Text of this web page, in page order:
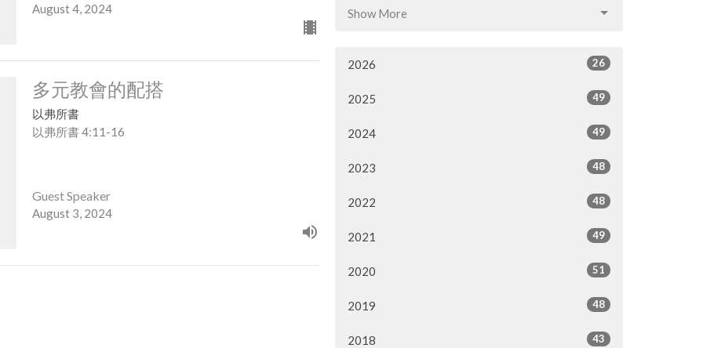
August 4, 2024
多元教會的配搭
以弗所書
以弗所書 4:11-16
Guest Speaker
August 3, 2024
Show More
2026 26
2025 49
2024 49
2023 48
2022 48
2021 49
2020 51
2019 48
2018 43